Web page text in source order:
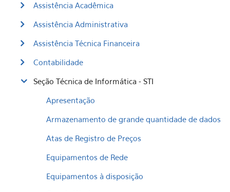
Assistência Acadêmica
Assistência Administrativa
Assistência Técnica Financeira
Contabilidade
Seção Técnica de Informática - STI
Apresentação
Armazenamento de grande quantidade de dados
Atas de Registro de Preços
Equipamentos de Rede
Equipamentos à disposição